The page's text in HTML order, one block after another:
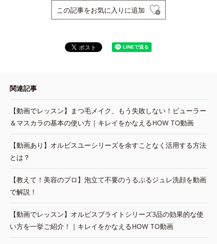
この記事をお気に入りに追加
関連記事
【動画でレッスン】まつ毛メイク、もう失敗しない！ビューラー
＆マスカラの基本の使い方｜キレイをかなえるHOW TO動画
【動画あり】オルビスユーシリーズを余すことなく活用する方法
とは？
【教えて！美容のプロ】泡立て不要のうるぷるジュレ洗顔を動画
で解説！
【動画でレッスン】オルビスブライトシリーズ3品の効果的な使
い方を一挙ご紹介！｜キレイをかなえるHOW TO動画